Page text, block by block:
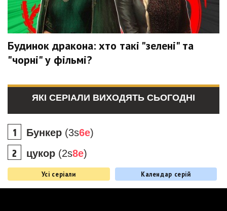
Будинок дракона: хто такі "зелені" та
"чорні" у фільмі?
ЯКІ СЕРІАЛИ ВИХОДЯТЬ СЬОГОДНІ
Бункер (3s6e)
цукор (2s8e)
Усі серіали Календар серій